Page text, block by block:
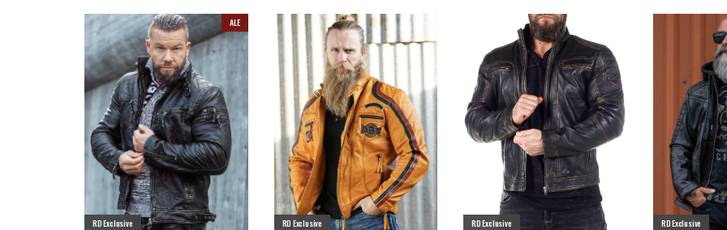
ALE
RD Exclusive RD Exclusive RD Exclusive RD Exclusive